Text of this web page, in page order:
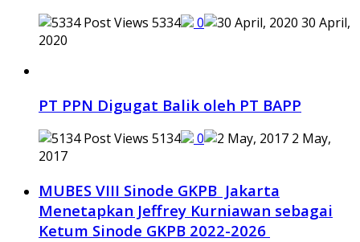
5334 0
30 April,
2020
PT PPN Digugat Balik oleh PT BAPP
5134 0
2 May,
2017
MUBES VIII Sinode GKPB Jakarta
Menetapkan Jeffrey Kurniawan sebagai
Ketum Sinode GKPB 2022-2026